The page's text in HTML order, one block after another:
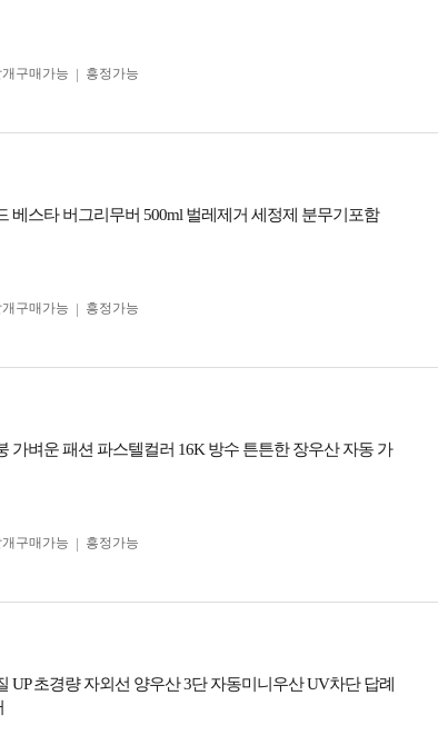
개구매가능 흥정가능
베스타 버그리무버 500ml 벌레제거 세정제 분무기포함
개구매가능 흥정가능
가벼운 패션 파스텔컬러 16K 방수 튼튼한 장우산 자동 가
개구매가능 흥정가능
UP 초경량 자외선 양우산 3단 자동미니우산 UV차단 답례